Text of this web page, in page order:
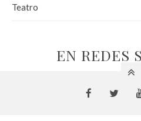
Teatro
EN REDES